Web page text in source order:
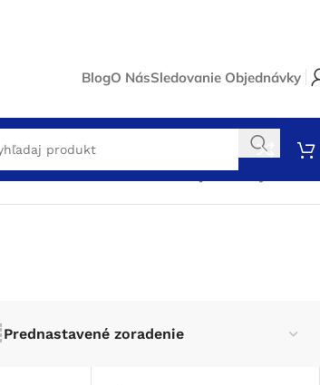
BlogO NásSledovanie Objednávky
Zobrazuje sa 11 výsledkov